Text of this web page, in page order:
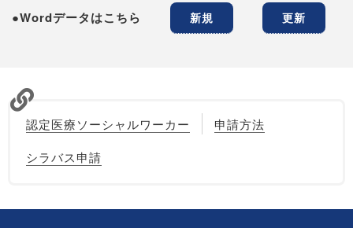
●Wordデータはこちら 新規 更新
認定医療ソーシャルワーカー
申請方法
シラバス申請